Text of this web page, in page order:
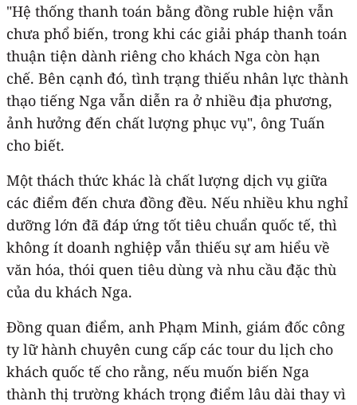
"Hệ thống thanh toán bằng đồng ruble hiện vẫn
chưa phổ biến, trong khi các giải pháp thanh toán
thuận tiện dành riêng cho khách Nga còn hạn
chế. Bên cạnh đó, tình trạng thiếu nhân lực thành
thạo tiếng Nga vẫn diễn ra ở nhiều địa phương,
ảnh hưởng đến chất lượng phục vụ", ông Tuấn
cho biết.
Một thách thức khác là chất lượng dịch vụ giữa
các điểm đến chưa đồng đều. Nếu nhiều khu nghỉ
dưỡng lớn đã đáp ứng tốt tiêu chuẩn quốc tế, thì
không ít doanh nghiệp vẫn thiếu sự am hiểu về
văn hóa, thói quen tiêu dùng và nhu cầu đặc thù
của du khách Nga.
Đồng quan điểm, anh Phạm Minh, giám đốc công
ty lữ hành chuyên cung cấp các tour du lịch cho
khách quốc tế cho rằng, nếu muốn biến Nga
thành thị trường khách trọng điểm lâu dài thay vì